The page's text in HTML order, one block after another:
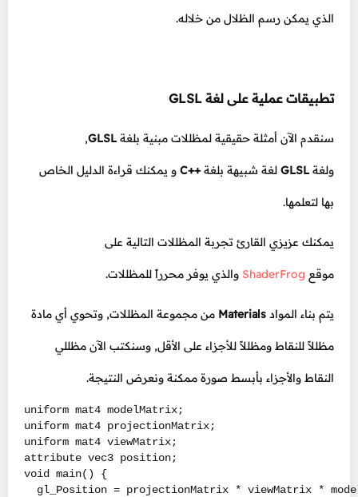
الذي يمكن رسم الظلال من خلاله.
تطبيقات عملية على لغة GLSL
سنقدم الآن أمثلة حقيقية لمظللات مبنية بلغة GLSL
,
ولغة GLSL لغة شبيهة بلغة++C و يمكنك قراءة الدليل الخاص
بها لتعلمها.
يمكنك عزيزي القارئ تجربة المظللات التالية على
موقع ShaderFrog والذي يوفر محرراً للمظللات.
يتم بناء المواد Materials من مجموعة المظللات, وتحوي أي مادة
مظللاً للنقاط ومظللاً للأجزاء على الأقل, وسنكتب الآن مظللي
النقاط والأجزاء بأبسط صورة ممكنة ونعرض النتيجة.
uniform mat4 modelMatrix;
uniform mat4 projectionMatrix;
uniform mat4 viewMatrix;
attribute vec3 position;
void main() {
gl_Position = projectionMatrix * viewMatrix *